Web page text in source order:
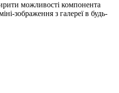
можливості компонента
зображення з галереї в будь-